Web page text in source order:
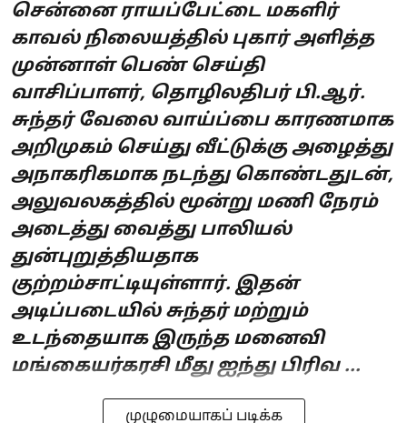
சென்னை ராயப்பேட்டை மகளிர்
காவல் நிலையத்தில் புகார் அளித்த
முன்னாள் பெண் செய்தி
வாசிப்பாளர், தொழிலதிபர் பி.ஆர்.
சுந்தர் வேலை வாய்ப்பை காரணமாக
அறிமுகம் செய்து வீட்டுக்கு அழைத்து
அநாகரிகமாக நடந்து கொண்டதுடன்,
அலுவலகத்தில் மூன்று மணி நேரம்
அடைத்து வைத்து பாலியல்
துன்புறுத்தியதாக
குற்றம்சாட்டியுள்ளார். இதன்
அடிப்படையில் சுந்தர் மற்றும்
உடந்தையாக இருந்த மனைவி
மங்கையர்கரசி மீது ஐந்து பிரிவ ...
முழுமையாகப் படிக்க